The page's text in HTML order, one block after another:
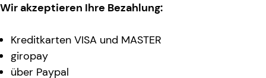
Wir akzeptieren Ihre Bezahlung:
Kreditkarten VISA und MASTER
giropay
über Paypal